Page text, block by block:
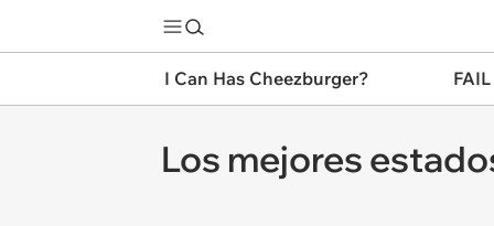
I Can Has Cheezburger?
Los mejores